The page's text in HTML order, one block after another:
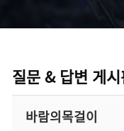
질문 & 답변 게
바람의목걸이